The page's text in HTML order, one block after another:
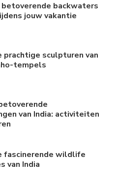
betoverende backwaters
jouw vakantie
prachtige sculpturen van
tempels
van India: activiteiten
fascinerende wildlife
van India